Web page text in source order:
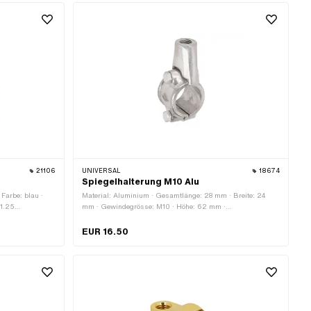
21106
blau ·
UNIVERSAL 18674
Spiegelhalterung M10 Alu
Material: Aluminium · Gesamtlänge: 28 mm · Breite: 24
mm · Gewindegrösse: M10 · Höhe: 62 mm ·
(Feingewinde)
EUR 16.50